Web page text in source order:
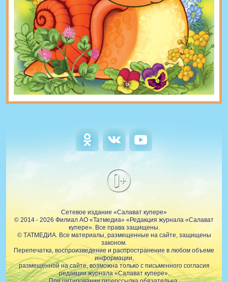
0+
Сетевое издание «Салават купере»
© 2014 - 2026 Филиал АО «Татмедиа» «Редакция журнала «Салават
купере». Все права защищены.
© ТАТМЕДИА. Все материалы, размещенные на сайте, защищены
законом.
Перепечатка, воспроизведение и распространение в любом объеме
информации,
размещенной на сайте, возможна только с письменного согласия
редакции журнала «Салават купере».